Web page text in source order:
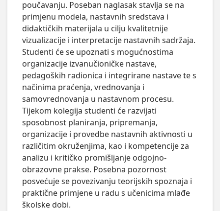
poučavanju. Poseban naglasak stavlja se na
primjenu modela, nastavnih sredstava i
didaktičkih materijala u cilju kvalitetnije
vizualizacije i interpretacije nastavnih sadržaja.
Studenti će se upoznati s mogućnostima
organizacije izvanučioničke nastave,
pedagoških radionica i integrirane nastave te s
načinima praćenja, vrednovanja i
samovrednovanja u nastavnom procesu.
Tijekom kolegija studenti će razvijati
sposobnost planiranja, pripremanja,
organizacije i provedbe nastavnih aktivnosti u
različitim okruženjima, kao i kompetencije za
analizu i kritičko promišljanje odgojno-
obrazovne prakse. Posebna pozornost
posvećuje se povezivanju teorijskih spoznaja i
praktične primjene u radu s učenicima mlađe
školske dobi.